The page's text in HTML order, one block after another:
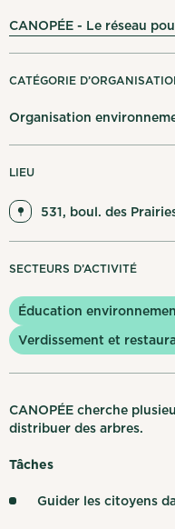
CANOPÉE - Le réseau
CATÉGORIE
Organisation
LIEU
531, boul. des
SECTEURS D’ACTIVITÉ
Éducation
Verdissement et
CANOPÉE cherche
distribuer des arbres.
Tâches
Guider les citoyens